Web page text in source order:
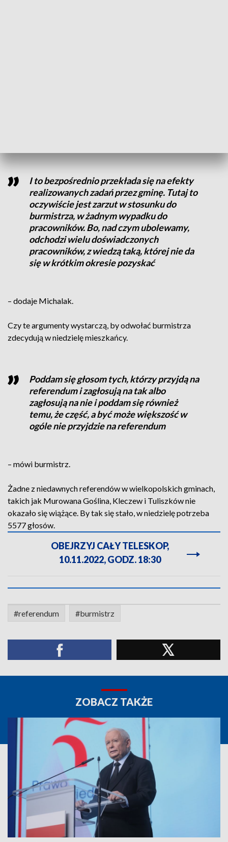
I to bezpośrednio przekłada się na efekty
realizowanych zadań przez gminę. Tutaj to
oczywiście jest zarzut w stosunku do
burmistrza, w żadnym wypadku do
pracowników. Bo, nad czym ubolewamy,
odchodzi wielu doświadczonych
pracowników, z wiedzą taką, której nie da
się w krótkim okresie pozyskać
– dodaje Michalak.
Czy te argumenty wystarczą, by odwołać burmistrza
zdecydują w niedzielę mieszkańcy.
Poddam się głosom tych, którzy przyjdą na
referendum i zagłosują na tak albo
zagłosują na nie i poddam się również
temu, że część, a być może większość w
ogóle nie przyjdzie na referendum
– mówi burmistrz.
Żadne z niedawnych referendów w wielkopolskich gminach,
takich jak Murowana Goślina, Kleczew i Tuliszków nie
okazało się wiążące. By tak się stało, w niedzielę potrzeba
5577 głosów.
OBEJRZYJ CAŁY TELESKOP,
10.11.2022, GODZ. 18:30
#referendum #burmistrz
ZOBACZ TAKŻE